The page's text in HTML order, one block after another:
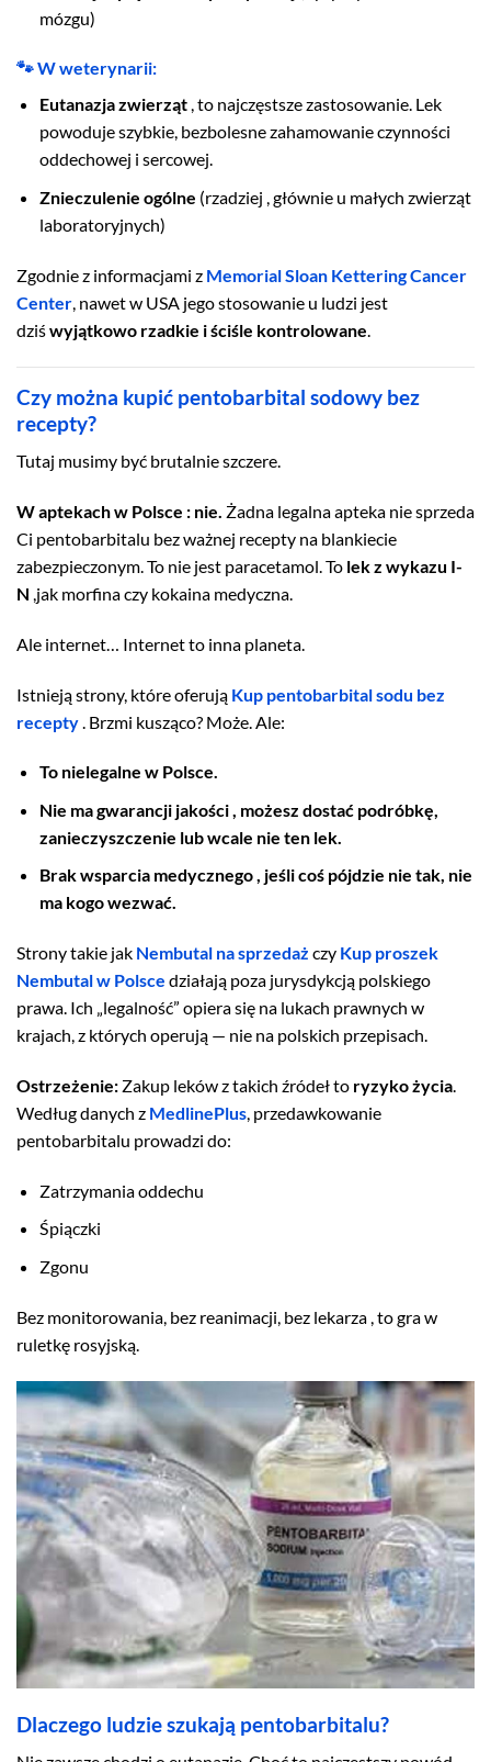
mózgu)
🐾 W weterynarii:
Eutanazja zwierząt, to najczęstsze zastosowanie. Lek
powoduje szybkie, bezbolesne zahamowanie czynności
oddechowej i sercowej.
Znieczulenie ogólne (rzadziej , głównie u małych zwierząt
laboratoryjnych)
Zgodnie z informacjami z Memorial Sloan Kettering Cancer
Center , nawet w USA jego stosowanie u ludzi jest
dziśwyjątkowo rzadkie i ściśle kontrolowane
Czy można kupić pentobarbital sodowy bez
recepty?
Tutaj musimy być brutalnie szczere.
W aptekach w Polsce : nie. Żadna legalna apteka nie sprzeda
Ci pentobarbitalu bez ważnej recepty na blankiecie
zabezpieczonym. To nie jest paracetamol. To lek z wykazu I-
N ,jak morfina czy kokaina medyczna.
Ale internet… Internet to inna planeta.
Istnieją strony, które oferują Kup pentobarbital sodu bez
recepty . Brzmi kusząco? Może. Ale:
To nielegalne w Polsce.
Nie ma gwarancji jakości , możesz dostać podróbkę,
zanieczyszczenie lub wcale nie ten lek.
Brak wsparcia medycznego , jeśli coś pójdzie nie tak, nie
ma kogo wezwać.
Strony takie jak Nembutal na sprzedaż czy Kup proszek
Nembutal w Polsce działają poza jurysdykcją polskiego
prawa. Ich „legalność” opiera się na lukach prawnych w
krajach, z których operują — nie na polskich przepisach.
Ostrzeżenie: Zakup leków z takich źródeł to ryzyko życia.
Według danych z MedlinePlus, przedawkowanie
pentobarbitalu prowadzi do:
Zatrzymania oddechu
Śpiączki
Zgonu
Bez monitorowania, bez reanimacji, bez lekarza , to gra w
ruletkę rosyjską.
Dlaczego ludzie szukają pentobarbitalu?